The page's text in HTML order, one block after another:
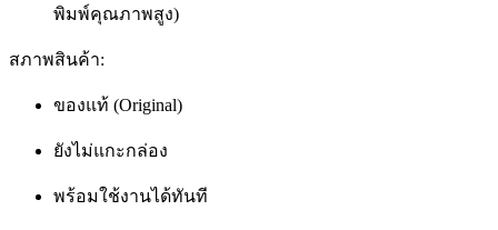
พิมพ์คุณภาพสูง)
สภาพสินค้า:
ของแท้ (Original)
ยังไม่แกะกล่อง
พร้อมใช้งานได้ทันที